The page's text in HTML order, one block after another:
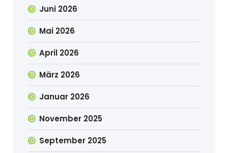
Juni 2026
Mai 2026
April 2026
März 2026
Januar 2026
November 2025
September 2025